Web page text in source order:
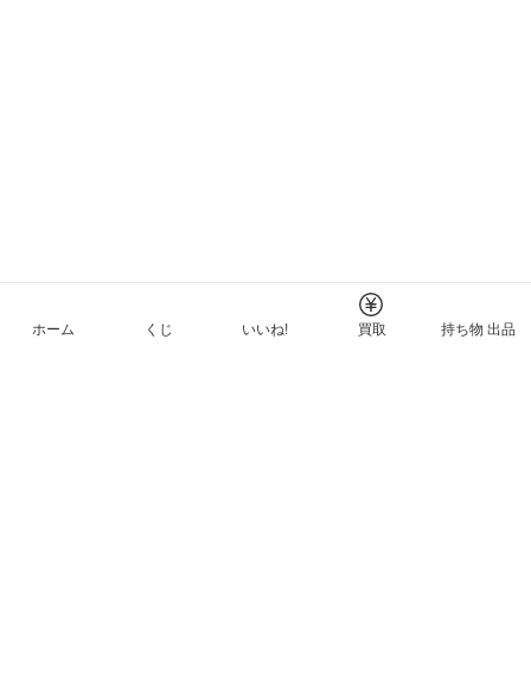
ホーム くじ いいね! 買取 持ち物 出品